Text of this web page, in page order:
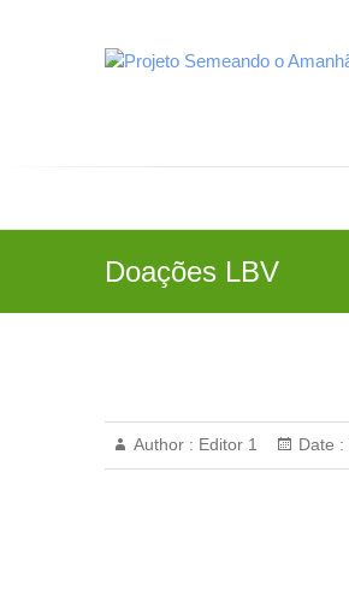
Doações LBV
Author : Editor 1 Date :